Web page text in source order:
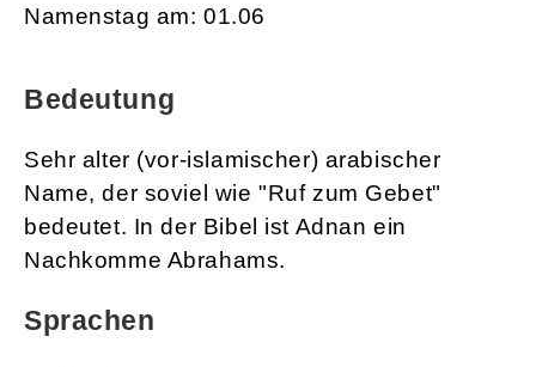
Namenstag am: 01.06
Bedeutung
Sehr alter (vor-islamischer) arabischer
Name, der soviel wie "Ruf zum Gebet"
bedeutet. In der Bibel ist Adnan ein
Nachkomme Abrahams.
Sprachen